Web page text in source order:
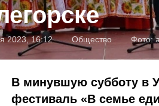
2023, 16:12 Общество Фото:
В минувшую субботу в
фестиваль «В семье